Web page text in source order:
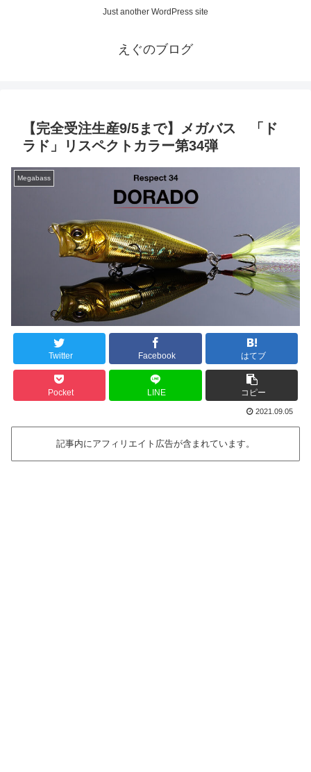
Just another WordPress site
えぐのブログ
【完全受注生産9/5まで】メガバス 「ド
ラド」リスペクトカラー第34弾
Megabass
Twitter Facebook はてブ
Pocket LINE コピー
2021.09.05
記事内にアフィリエイト広告が含まれています。